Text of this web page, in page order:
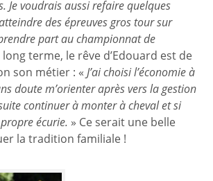
Je voudrais aussi refaire quelques
des épreuves gros tour sur
part au championnat de
long terme, le rêve d’Edouard est de
son métier : « J’ai choisi l’économie à
doute m’orienter après vers la gestion
continuer à monter à cheval et si
écurie. » Ce serait une belle
la tradition familiale !